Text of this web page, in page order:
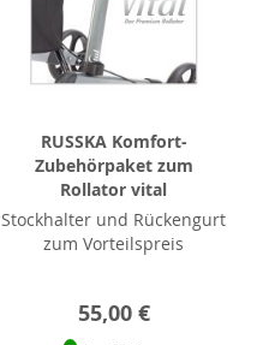
RUSSKA Komfort-
Zubehörpaket zum
Rollator vital
Stockhalter und Rückengurt
zum Vorteilspreis
55,00 €